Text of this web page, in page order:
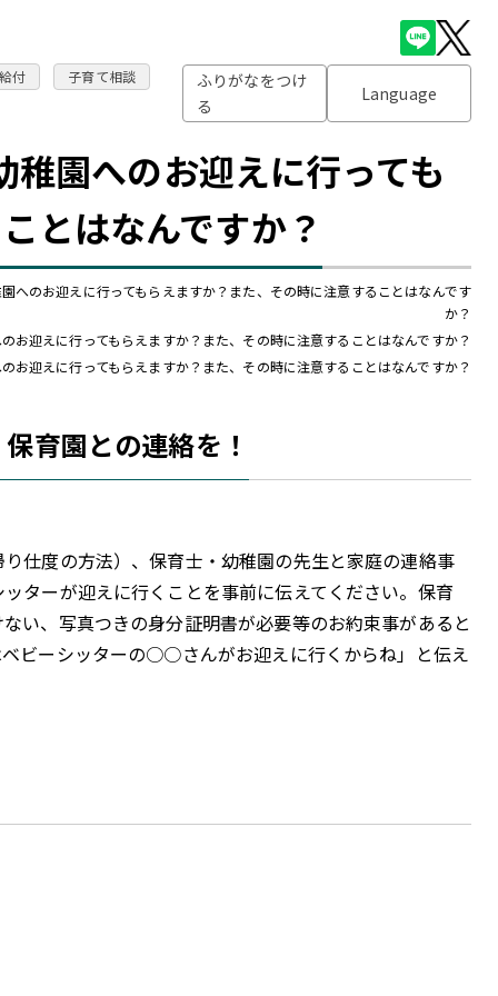
付 子育て相談
ふりがなをつけ
る
Language
園へのお迎えに行っても
とはなんですか？
へのお迎えに行ってもらえますか？また、その時に注意することはなんです
か？
お迎えに行ってもらえますか？また、その時に注意することはなんですか？
お迎えに行ってもらえますか？また、その時に注意することはなんですか？
育園との連絡を！
仕度の方法）、保育士・幼稚園の先生と家庭の連絡事
ターが迎えに行くことを事前に伝えてください。保育
い、写真つきの身分証明書が必要等のお約束事があると
ビーシッターの○○さんがお迎えに行くからね」と伝え